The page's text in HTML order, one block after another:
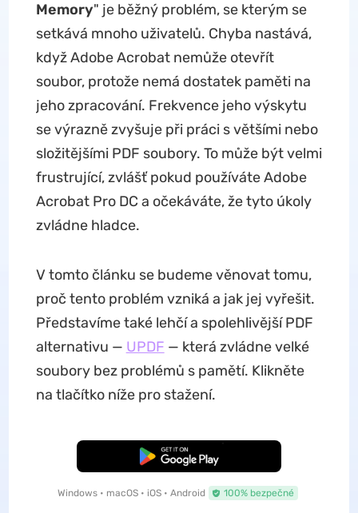
Memory" je běžný problém, se kterým se
setkává mnoho uživatelů. Chyba nastává,
když Adobe Acrobat nemůže otevřít
soubor, protože nemá dostatek paměti na
jeho zpracování. Frekvence jeho výskytu
se výrazně zvyšuje při práci s většími nebo
složitějšími PDF soubory. To může být velmi
frustrující, zvlášť pokud používáte Adobe
Acrobat Pro DC a očekáváte, že tyto úkoly
zvládne hladce.
V tomto článku se budeme věnovat tomu,
proč tento problém vzniká a jak jej vyřešit.
Představíme také lehčí a spolehlivější PDF
alternativu — UPDF — která zvládne velké
soubory bez problémů s pamětí. Klikněte
na tlačítko níže pro stažení.
Bezplatné stažení
Windows • macOS • iOS • Android 100% bezpečné